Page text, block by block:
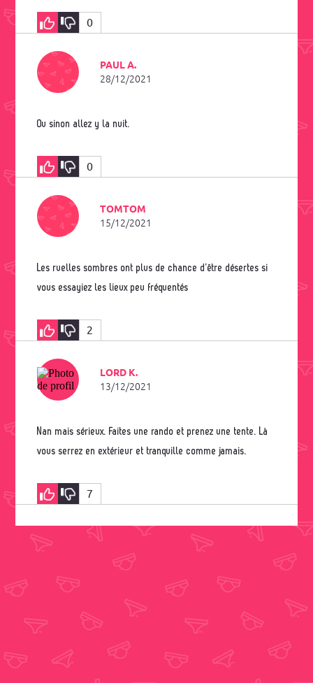
0
PAUL A.
28/12/2021
Ou sinon allez y la nuit.
0
TOMTOM
15/12/2021
Les ruelles sombres ont plus de chance d’être désertes si
vous essayiez les lieux peu fréquentés
2
LORD K.
13/12/2021
Nan mais sérieux. Faites une rando et prenez une tente. Là
vous serrez en extérieur et tranquille comme jamais.
7